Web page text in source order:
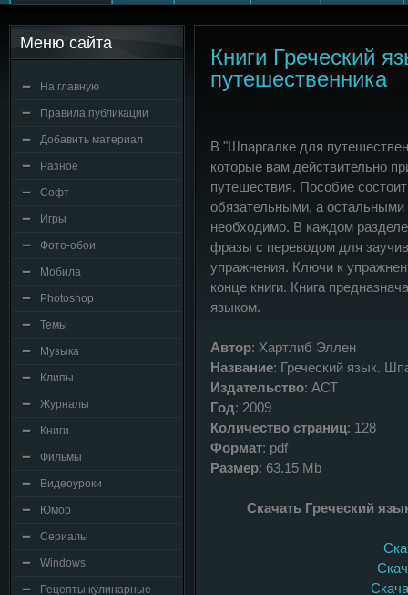
Меню сайта
На главную
Правила публикации
Добавить материал
Разное
Софт
Игры
Фото-обои
Мобила
Photoshop
Темы
Музыка
Клипы
Журналы
Книги
Фильмы
Видеоуроки
Юмор
Сериалы
Windows
Рецепты кулинарные
Книги Греческий
путешественника
В "Шпаргалке для
которые вам действительно
путешествия. Пособие
обязательными, а остальными
необходимо. В каждом
фразы с переводом для
упражнения. Ключи к
конце книги. Книга
языком.
Автор: Хартлиб Эллен
Название: Греческий язык.
Издательство: АСТ
Год: 2009
Количество страниц: 128
Формат: pdf
Размер: 63.15 Mb
Скачать Греческий